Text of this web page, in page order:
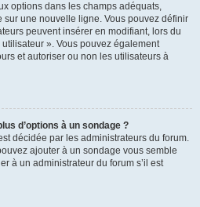
options dans les champs adéquats,
une nouvelle ligne. Vous pouvez définir
peuvent insérer en modifiant, lors du
». Vous pouvez également
et autoriser ou non les utilisateurs à
d’options à un sondage ?
décidée par les administrateurs du forum.
ajouter à un sondage vous semble
à un administrateur du forum s’il est